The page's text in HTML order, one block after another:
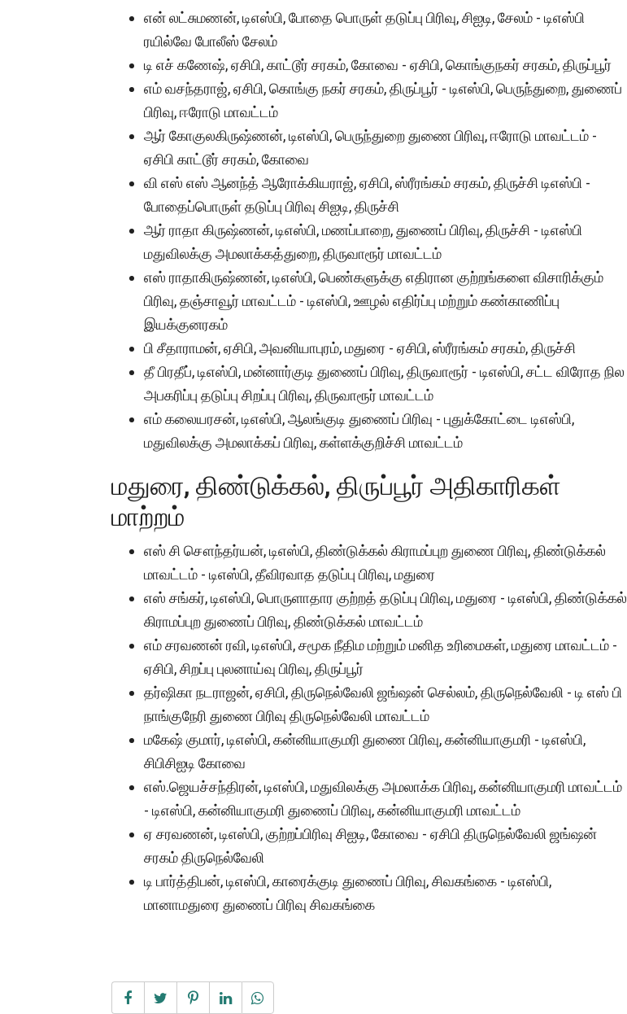
என் லட்சுமணன், டிஎஸ்பி, போதை பொருள் தடுப்பு பிரிவு, சிஐடி, சேலம் - டிஎஸ்பி
ரயில்வே போலீஸ் சேலம்
டி எச் கணேஷ், ஏசிபி, காட்டூர் சரகம், கோவை - ஏசிபி, கொங்குநகர் சரகம், திருப்பூர்
எம் வசந்தராஜ், ஏசிபி, கொங்கு நகர் சரகம், திருப்பூர் - டிஎஸ்பி, பெருந்துறை, துணைப்
பிரிவு, ஈரோடு மாவட்டம்
ஆர் கோகுலகிருஷ்ணன், டிஎஸ்பி, பெருந்துறை துணை பிரிவு, ஈரோடு மாவட்டம் -
ஏசிபி காட்டூர் சரகம், கோவை
வி எஸ் எஸ் ஆனந்த் ஆரோக்கியராஜ், ஏசிபி, ஸ்ரீரங்கம் சரகம், திருச்சி டிஎஸ்பி -
போதைப்பொருள் தடுப்பு பிரிவு சிஐடி, திருச்சி
ஆர் ராதா கிருஷ்ணன், டிஎஸ்பி, மணப்பாறை, துணைப் பிரிவு, திருச்சி - டிஎஸ்பி
மதுவிலக்கு அமலாக்கத்துறை, திருவாரூர் மாவட்டம்
எஸ் ராதாகிருஷ்ணன், டிஎஸ்பி, பெண்களுக்கு எதிரான குற்றங்களை விசாரிக்கும்
பிரிவு, தஞ்சாவூர் மாவட்டம் - டிஎஸ்பி, ஊழல் எதிர்ப்பு மற்றும் கண்காணிப்பு
இயக்குனரகம்
பி சீதாராமன், ஏசிபி, அவனியாபுரம், மதுரை - ஏசிபி, ஸ்ரீரங்கம் சரகம், திருச்சி
தீ பிரதீப், டிஎஸ்பி, மன்னார்குடி துணைப் பிரிவு, திருவாரூர் - டிஎஸ்பி, சட்ட விரோத நில
அபகரிப்பு தடுப்பு சிறப்பு பிரிவு, திருவாரூர் மாவட்டம்
எம் கலையரசன், டிஎஸ்பி, ஆலங்குடி துணைப் பிரிவு - புதுக்கோட்டை டிஎஸ்பி,
மதுவிலக்கு அமலாக்கப் பிரிவு, கள்ளக்குறிச்சி மாவட்டம்
மதுரை, திண்டுக்கல், திருப்பூர் அதிகாரிகள்
மாற்றம்
எஸ் சி சௌந்தர்யன், டிஎஸ்பி, திண்டுக்கல் கிராமப்புற துணை பிரிவு, திண்டுக்கல்
மாவட்டம் - டிஎஸ்பி, தீவிரவாத தடுப்பு பிரிவு, மதுரை
எஸ் சங்கர், டிஎஸ்பி, பொருளாதார குற்றத் தடுப்பு பிரிவு, மதுரை - டிஎஸ்பி, திண்டுக்கல்
கிராமப்புற துணைப் பிரிவு, திண்டுக்கல் மாவட்டம்
எம் சரவணன் ரவி, டிஎஸ்பி, சமூக நீதிம மற்றும் மனித உரிமைகள், மதுரை மாவட்டம் -
ஏசிபி, சிறப்பு புலனாய்வு பிரிவு, திருப்பூர்
தர்ஷிகா நடராஜன், ஏசிபி, திருநெல்வேலி ஜங்ஷன் செல்லம், திருநெல்வேலி - டி எஸ் பி
நாங்குநேரி துணை பிரிவு திருநெல்வேலி மாவட்டம்
மகேஷ் குமார், டிஎஸ்பி, கன்னியாகுமரி துணை பிரிவு, கன்னியாகுமரி - டிஎஸ்பி,
சிபிசிஐடி கோவை
எஸ்.ஜெயச்சந்திரன், டிஎஸ்பி, மதுவிலக்கு அமலாக்க பிரிவு, கன்னியாகுமரி மாவட்டம்
- டிஎஸ்பி, கன்னியாகுமரி துணைப் பிரிவு, கன்னியாகுமரி மாவட்டம்
ஏ சரவணன், டிஎஸ்பி, குற்றப்பிரிவு சிஐடி, கோவை - ஏசிபி திருநெல்வேலி ஜங்ஷன்
சரகம் திருநெல்வேலி
டி பார்த்திபன், டிஎஸ்பி, காரைக்குடி துணைப் பிரிவு, சிவகங்கை - டிஎஸ்பி,
மானாமதுரை துணைப் பிரிவு சிவகங்கை